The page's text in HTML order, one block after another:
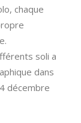
chaque
soli a
dans
décembre